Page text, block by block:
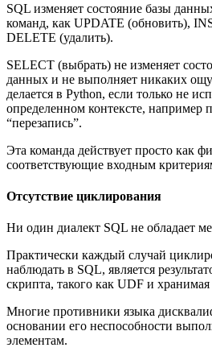
SQL изменяет состояние базы
команд, как UPDATE (обновить),
DELETE (удалить).
SELECT (выбрать) не изменяет
данных и не выполняет никаких
делается в Python, если только не
определенном контексте, например
“перезапись”.
Эта команда действует просто как
соответствующие входным
Отсутствие циклирования
Ни один диалект SQL не обладает
Практически каждый случай
наблюдать в SQL, является
скрипта, такого как UDF и
Многие противники языка
основании его неспособности
элементам.